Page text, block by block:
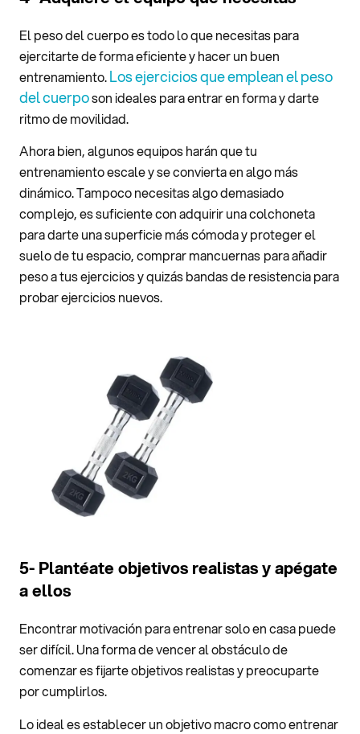
El peso del cuerpo es todo lo que necesitas para
ejercitarte de forma eficiente y hacer un buen
entrenamiento.Los ejercicios que emplean el peso
del cuerposon ideales para entrar en forma y darte
ritmo de movilidad.
Ahora bien, algunos equipos harán que tu
entrenamiento escale y se convierta en algo más
dinámico. Tampoco necesitas algo demasiado
complejo, es suficiente con adquirir una colchoneta
para darte una superficie más cómoda y proteger el
suelo de tu espacio, comprar mancuernas para añadir
peso a tus ejercicios y quizás bandas de resistencia para
probar ejercicios nuevos.
5- Plantéate objetivos realistas y apégate
a ellos
Encontrar motivación para entrenar solo en casa puede
ser difícil. Una forma de vencer al obstáculo de
comenzar es fijarte objetivos realistas y preocuparte
por cumplirlos.
Lo ideal es establecer un objetivo macro como entrenar